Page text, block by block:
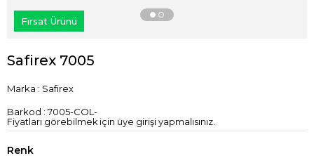
Fırsat Ürünü
Safirex 7005
Marka : Safirex
Barkod : 7005-COL-
Fiyatları görebilmek için üye girişi yapmalısınız.
Renk